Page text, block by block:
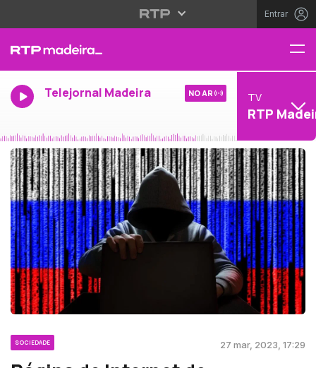
Entrar
Telejornal Madeira NO AR TV
RTP
SOCIEDADE 27 mar, 2023, 17:29